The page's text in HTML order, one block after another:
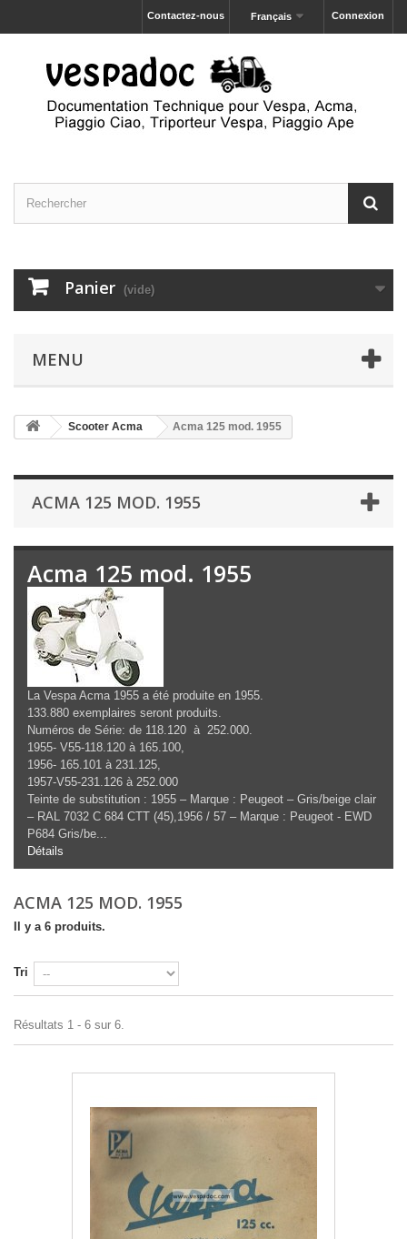
Connexion
Français
Contactez-nous
Panier (vide)
MENU
Scooter Acma Acma 125 mod. 1955
ACMA 125 MOD. 1955
Acma 125 mod. 1955
La Vespa Acma 1955 a été produite en 1955.
133.880 exemplaires seront produits.
Numéros de Série: de 118.120 à 252.000.
1955- V55-118.120 à 165.100,
1956- 165.101 à 231.125,
1957-V55-231.126 à 252.000
Teinte de substitution : 1955 –Marque : Peugeot – Gris/beige clair
– RAL 7032 C 684 CTT (45),1956 / 57 –Marque : Peugeot - EWD
P684 Gris/be...
Détails
ACMA 125 MOD. 1955
Il y a 6 produits.
Tri
Résultats 1 - 6 sur 6.